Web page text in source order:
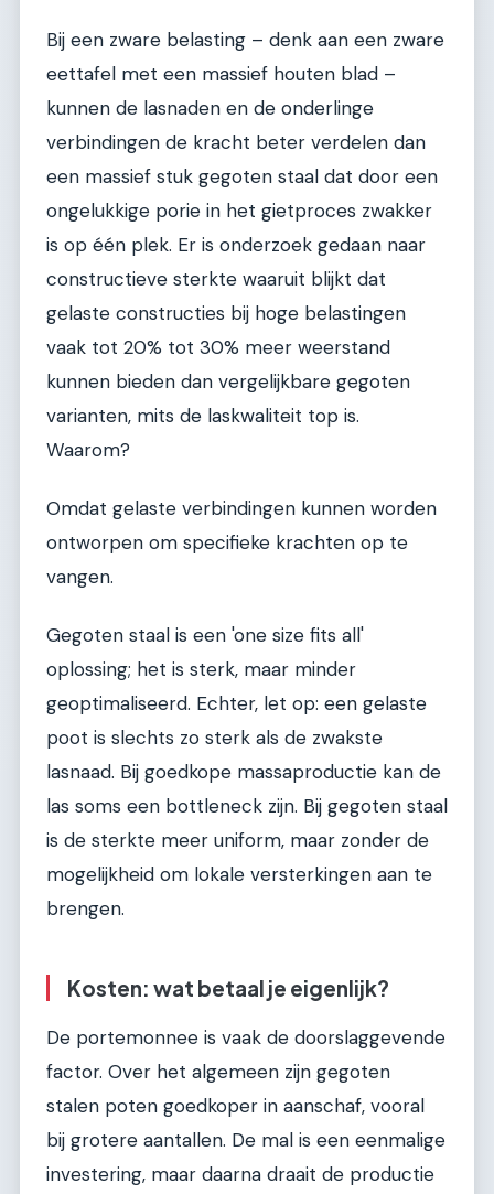
Bij een zware belasting – denk aan een zware
eettafel met een massief houten blad –
kunnen de lasnaden en de onderlinge
verbindingen de kracht beter verdelen dan
een massief stuk gegoten staal dat door een
ongelukkige porie in het gietproces zwakker
is op één plek. Er is onderzoek gedaan naar
constructieve sterkte waaruit blijkt dat
gelaste constructies bij hoge belastingen
vaak tot 20% tot 30% meer weerstand
kunnen bieden dan vergelijkbare gegoten
varianten, mits de laskwaliteit top is.
Waarom?
Omdat gelaste verbindingen kunnen worden
ontworpen om specifieke krachten op te
vangen.
Gegoten staal is een 'one size fits all'
oplossing; het is sterk, maar minder
geoptimaliseerd. Echter, let op: een gelaste
poot is slechts zo sterk als de zwakste
lasnaad. Bij goedkope massaproductie kan de
las soms een bottleneck zijn. Bij gegoten staal
is de sterkte meer uniform, maar zonder de
mogelijkheid om lokale versterkingen aan te
brengen.
Kosten: wat betaal je eigenlijk?
De portemonnee is vaak de doorslaggevende
factor. Over het algemeen zijn gegoten
stalen poten goedkoper in aanschaf, vooral
bij grotere aantallen. De mal is een eenmalige
investering, maar daarna draait de productie